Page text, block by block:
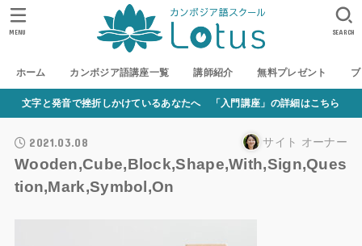
ホーム カンボジア語講座一覧 講師紹介 無料プレゼント
SEARCH
MENU
文字と発音で挫折しかけているあなたへ 「入門講座」の詳細はこちら
2021.03.08 サイト オーナー
Wooden,Cube,Block,Shape,With,Sign,Ques
tion,Mark,Symbol,On